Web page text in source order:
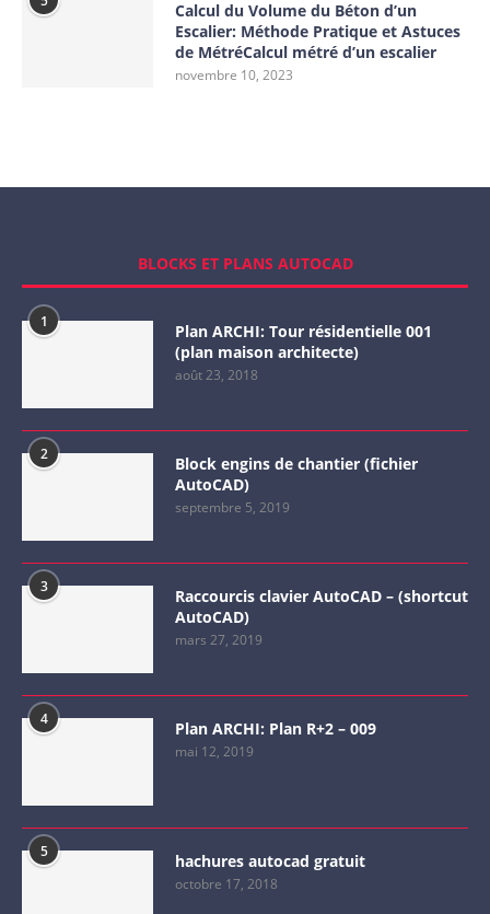
Calcul du Volume du Béton d’un
Escalier: Méthode Pratique et Astuces
de MétréCalcul métré d’un escalier
novembre 10, 2023
BLOCKS ET PLANS AUTOCAD
1
Plan ARCHI: Tour résidentielle 001
(plan maison architecte)
août 23, 2018
2
Block engins de chantier (fichier
AutoCAD)
septembre 5, 2019
3
Raccourcis clavier AutoCAD – (shortcut
AutoCAD)
mars 27, 2019
4 Plan ARCHI: Plan R+2 – 009
mai 12, 2019
5 hachures autocad gratuit
octobre 17, 2018